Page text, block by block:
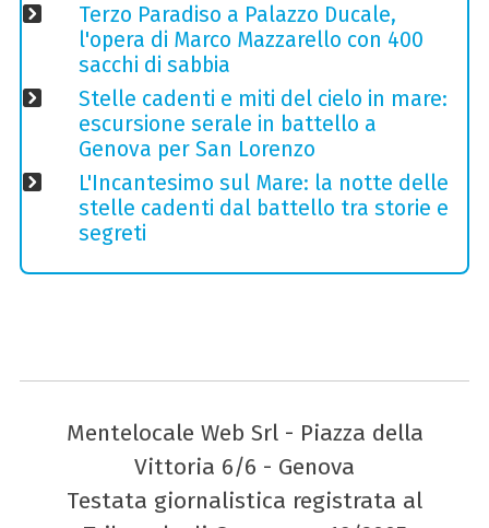
Terzo Paradiso a Palazzo Ducale,
l'opera di Marco Mazzarello con 400
sacchi di sabbia
Stelle cadenti e miti del cielo in mare:
escursione serale in battello a
Genova per San Lorenzo
L'Incantesimo sul Mare: la notte delle
stelle cadenti dal battello tra storie e
segreti
Mentelocale Web Srl - Piazza della
Vittoria 6/6 - Genova
Testata giornalistica registrata al